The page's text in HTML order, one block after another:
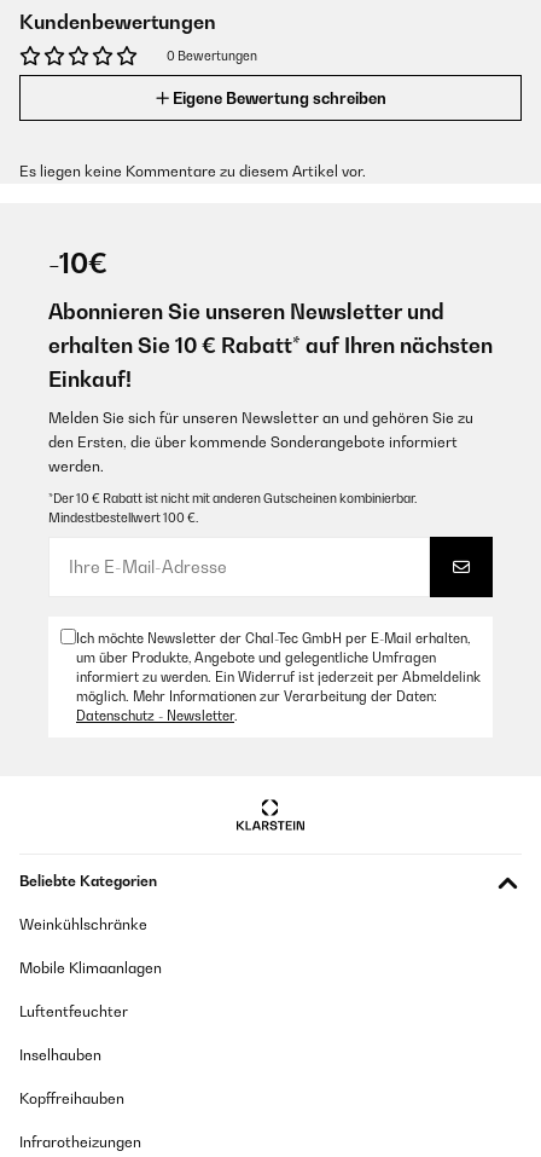
Kundenbewertungen
0 Bewertungen
Eigene Bewertung schreiben
Es liegen keine Kommentare zu diesem Artikel vor.
-10€
Abonnieren Sie unseren Newsletter und
erhalten Sie 10 € Rabatt* auf Ihren nächsten
Einkauf!
Melden Sie sich für unseren Newsletter an und gehören Sie zu
den Ersten, die über kommende Sonderangebote informiert
werden.
*Der 10 € Rabatt ist nicht mit anderen Gutscheinen kombinierbar.
Mindestbestellwert 100 €.
Ich möchte Newsletter der Chal-Tec GmbH per E-Mail erhalten,
um über Produkte, Angebote und gelegentliche Umfragen
informiert zu werden. Ein Widerruf ist jederzeit per Abmeldelink
möglich. Mehr Informationen zur Verarbeitung der Daten:
Datenschutz - Newsletter.
Beliebte Kategorien
Weinkühlschränke
Mobile Klimaanlagen
Luftentfeuchter
Inselhauben
Kopffreihauben
Infrarotheizungen